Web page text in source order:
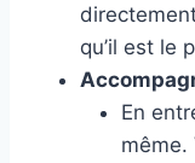
qu’il est le
En
même.